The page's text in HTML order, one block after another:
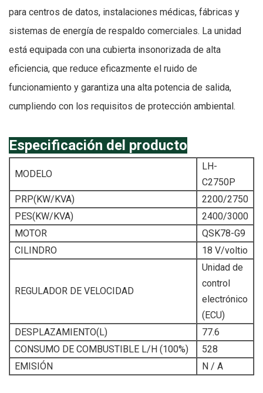
para centros de datos, instalaciones médicas, fábricas y
sistemas de energía de respaldo comerciales. La unidad
está equipada con una cubierta insonorizada de alta
eficiencia, que reduce eficazmente el ruido de
funcionamiento y garantiza una alta potencia de salida,
cumpliendo con los requisitos de protección ambiental.
Especificación del producto
MODELO
LH-
C2750P
PRP(KW/KVA)
2200/2750
PES(KW/KVA)
2400/3000
MOTOR
QSK78-G9
CILINDRO
18 V/voltio
REGULADOR DE VELOCIDAD
Unidad de
control
electrónico
(ECU)
DESPLAZAMIENTO(L)
77.6
CONSUMO DE COMBUSTIBLE L/H (100%)
528
EMISIÓN
N / A